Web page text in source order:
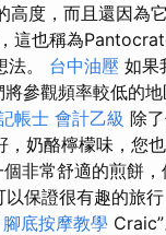
度，而且還因為
這也稱為
。 台中油壓 如果
參觀頻率較低的地
帳士 會計乙級 除
奶酪檸檬味，您
非常舒適的煎餅
保證很有趣的旅
腳底按摩教學 Craic”